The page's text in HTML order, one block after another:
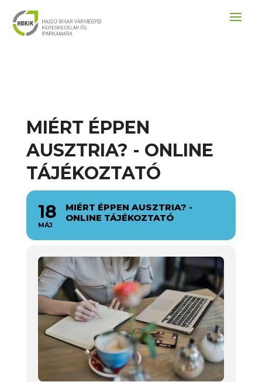
MIÉRT ÉPPEN
AUSZTRIA? - ONLINE
TÁJÉKOZTATÓ
18
MÁJ
MIÉRT ÉPPEN AUSZTRIA? -
ONLINE TÁJÉKOZTATÓ